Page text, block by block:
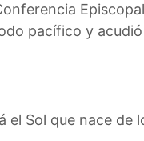
pacífico y
Sol que nace